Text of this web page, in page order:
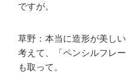
ですが。
草野：本当に造形が美し
考えて、「ペンシルフレ
も取って。